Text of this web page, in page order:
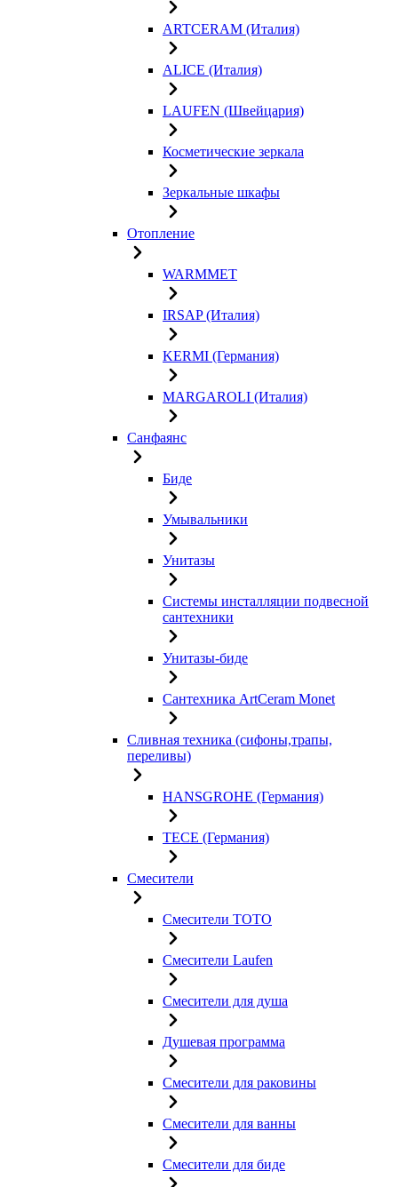
ARTCERAM (Италия)
ALICE (Италия)
LAUFEN (Швейцария)
Косметические зеркала
Зеркальные шкафы
Отопление
WARMMET
IRSAP (Италия)
KERMI (Германия)
MARGAROLI (Италия)
Санфаянс
Биде
Умывальники
Унитазы
Системы инсталляции подвесной
сантехники
Унитазы-биде
Сантехника ArtCeram Monet
Сливная техника (сифоны,трапы,
переливы)
HANSGROHE (Германия)
TECE (Германия)
Смесители
Смесители TOTO
Смесители Laufen
Смесители для душа
Душевая программа
Смесители для раковины
Смесители для ванны
Смесители для биде